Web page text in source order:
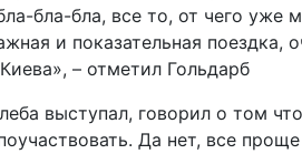
бла-бла, все то, от чего
и показательная
– отметил Гольдарб
выступал, говорил о том
Да нет, все